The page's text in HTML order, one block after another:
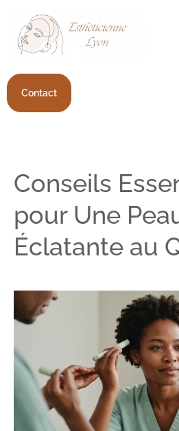
Contact
Conseils
pour Une
Éclatante au